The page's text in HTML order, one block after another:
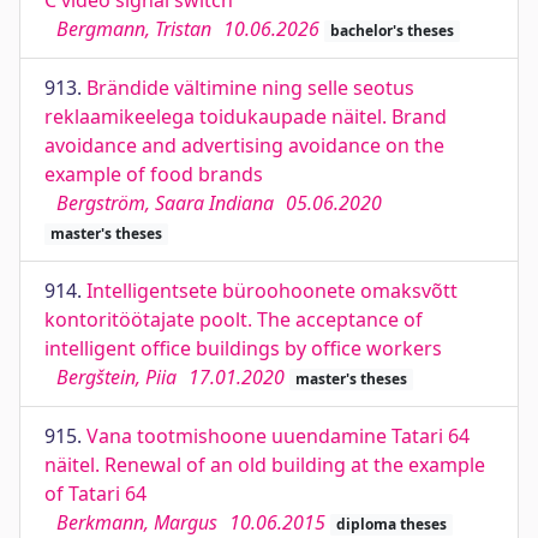
Bergmann, Tristan 10.06.2026 bachelor's theses
913. Brändide vältimine ning selle seotus
reklaamikeelega toidukaupade näitel. Brand
avoidance and advertising avoidance on the
example of food brands
Bergström, Saara Indiana 05.06.2020
master's theses
914. Intelligentsete büroohoonete omaksvõtt
kontoritöötajate poolt. The acceptance of
intelligent office buildings by office workers
Bergštein, Piia 17.01.2020 master's theses
915. Vana tootmishoone uuendamine Tatari 64
näitel. Renewal of an old building at the example
of Tatari 64
Berkmann, Margus 10.06.2015 diploma theses